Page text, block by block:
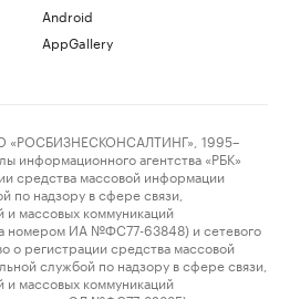
Android
AppGallery
1995–
информационного агентства «РБК»
средства массовой информации
по надзору в сфере связи,
массовых коммуникаций
номером ИА №ФС77-63848) и сетевого
о регистрации средства массовой
службой по надзору в сфере связи,
массовых коммуникаций